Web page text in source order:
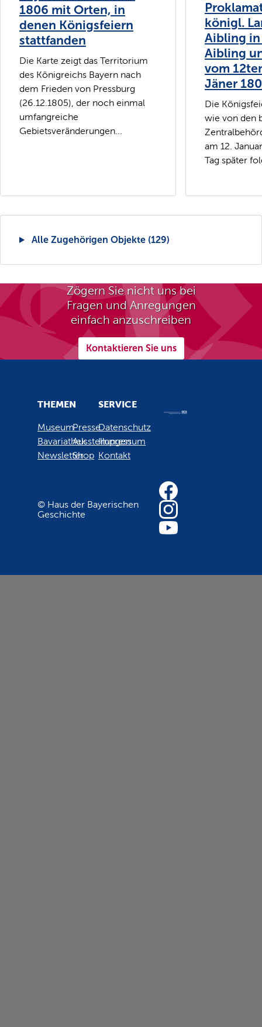
1806 mit Orten, in
denen Königsfeiern
stattfanden
Die Karte zeigt das Territorium
des Königreichs Bayern nach
dem Frieden von Pressburg
(26.12.1805), der noch einmal
umfangreiche
Gebietsveränderungen...
königl.
Aibling
Aibling
vom
Jäner
Die
wie von den
am 12.
Tag später
Alle Zugehörigen Objekte (129)
Zögern Sie nicht uns bei
Fragen und Anregungen
einfach anzuschreiben
Kontaktieren Sie uns
THEMEN
Museum
Bavariathek
Newsletter
Presse
Ausstellungen
Shop
SERVICE
Datenschutz
Impressum
Kontakt
© Haus der Bayerischen
Geschichte